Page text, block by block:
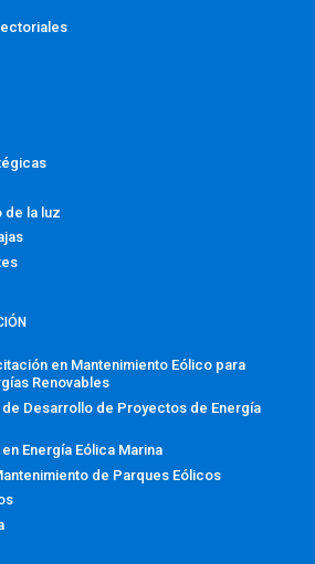
de la luz
en Mantenimiento Eólico para
Renovables
Desarrollo de Proyectos de Energía
Energía Eólica Marina
de Parques Eólicos